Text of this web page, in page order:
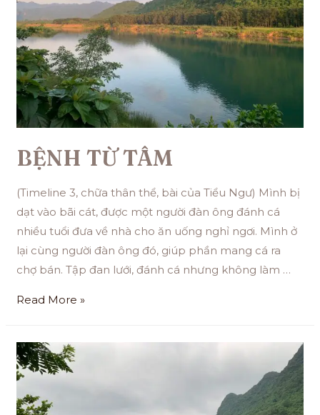
BỆNH TỪ TÂM
(Timeline 3, chữa thân thể, bài của Tiểu Ngư) Mình bị
dạt vào bãi cát, được một người đàn ông đánh cá
nhiều tuổi đưa về nhà cho ăn uống nghỉ ngơi. Mình ở
lại cùng người đàn ông đó, giúp phần mang cá ra
chợ bán. Tập đan lưới, đánh cá nhưng không làm …
Read More »